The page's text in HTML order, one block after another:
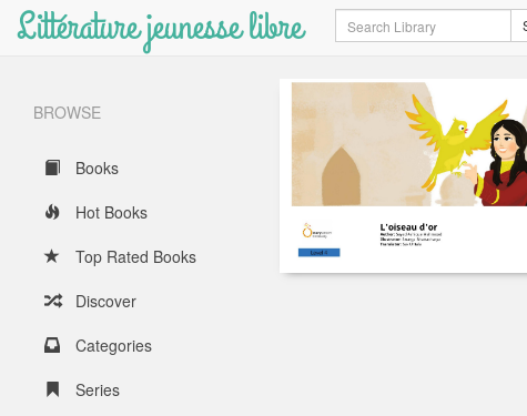
Littérature jeunesse libre Search
BROWSE
Books
Hot Books
Top Rated Books
Discover
Categories
Series